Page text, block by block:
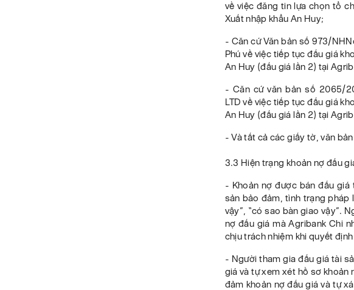
về việc đăng tin lựa chọn tổ
Xuất nhập khẩu An Huy;
- Căn cứ Văn bản số 973/
Phú về việc tiếp tục đấu giá
An Huy (đấu giá lần 2) tại
- Căn cứ văn bản số 2065/
LTD về việc tiếp tục đấu giá
An Huy (đấu giá lần 2) tại
- Và tất cả các giấy tờ, văn
3.3 Hiện trạng khoản nợ đấu
- Khoản nợ được bán đấu
sản bảo đảm, tình trạng pháp
vậy”, “có sao bàn giao vậy”.
nợ đấu giá mà Agribank Chi
chịu trách nhiệm khi quyết
- Người tham gia đấu giá tài
giá và tự xem xét hồ sơ khoản
đảm khoản nợ đấu giá và tự